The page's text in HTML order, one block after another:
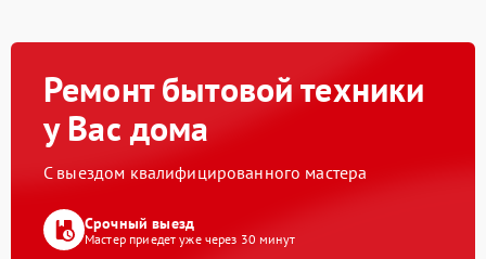
Ремонт бытовой техники
у Вас дома
С выездом квалифицированного мастера
Срочный выезд
Мастер приедет уже через 30 минут